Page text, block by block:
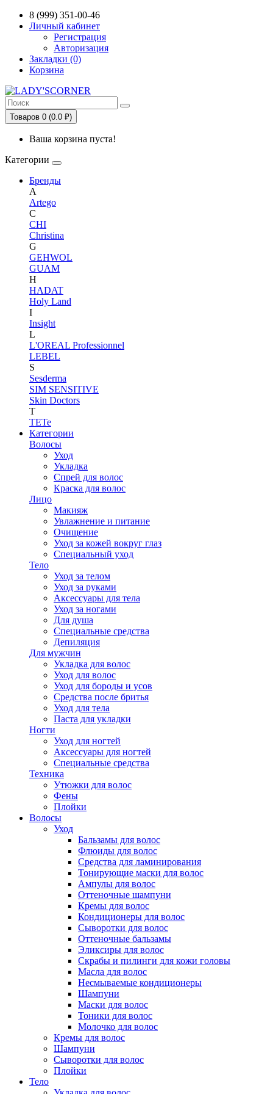
Сервис сравнения цен в Беларуси
8 (999) 351-00-46
Личный кабинет
Регистрация
Авторизация
Закладки (0)
Корзина
Товаров 0 (0.0 ₽)
Ваша корзина пуста!
Категории
Бренды
A
Artego
C
CHI
Christina
G
GEHWOL
GUAM
H
HADAT
Holy Land
I
Insight
L
L'OREAL Professionnel
LEBEL
S
Sesderma
SIM SENSITIVE
Skin Doctors
T
TETe
Категории
Волосы
Уход
Укладка
Спрей для волос
Краска для волос
Лицо
Макияж
Увлажнение и питание
Очищение
Уход за кожей вокруг глаз
Специальный уход
Тело
Уход за телом
Уход за руками
Аксессуары для тела
Уход за ногами
Для душа
Специальные средства
Депиляция
Для мужчин
Укладка для волос
Уход для волос
Уход для бороды и усов
Средства после бритья
Уход для тела
Паста для укладки
Ногти
Уход для ногтей
Аксессуары для ногтей
Специальные средства
Техника
Утюжки для волос
Фены
Плойки
Волосы
Уход
Бальзамы для волос
Флюиды для волос
Средства для ламинирования
Тонирующие маски для волос
Ампулы для волос
Оттеночные шампуни
Кремы для волос
Кондиционеры для волос
Сыворотки для волос
Оттеночные бальзамы
Эликсиры для волос
Скрабы и пилинги для кожи головы
Масла для волос
Несмываемые кондиционеры
Шампуни
Маски для волос
Тоники для волос
Молочко для волос
Кремы для волос
Шампуни
Сыворотки для волос
Плойки
Тело